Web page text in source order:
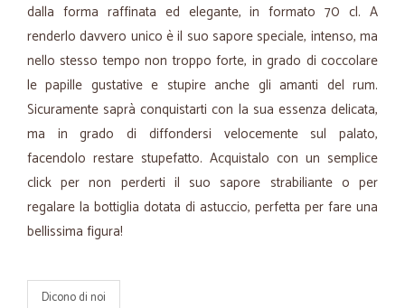
dalla forma raffinata ed elegante, in formato 70 cl. A
renderlo davvero unico è il suo sapore speciale, intenso, ma
nello stesso tempo non troppo forte, in grado di coccolare
le papille gustative e stupire anche gli amanti del rum.
Sicuramente saprà conquistarti con la sua essenza delicata,
ma in grado di diffondersi velocemente sul palato,
facendolo restare stupefatto. Acquistalo con un semplice
click per non perderti il suo sapore strabiliante o per
regalare la bottiglia dotata di astuccio, perfetta per fare una
bellissima figura!
Dicono di noi